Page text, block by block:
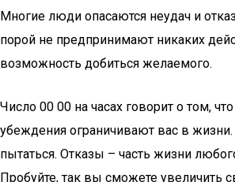
Многие люди опасаются неудач и
порой не предпринимают никаких
возможность добиться желаемого.
Число 00 00 на часах говорит о том,
убеждения ограничивают вас в жизни.
пытаться. Отказы – часть жизни
Пробуйте, так вы сможете увеличить